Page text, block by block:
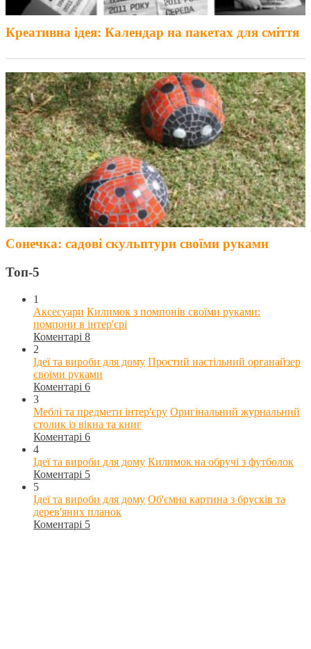
Креативна ідея: Календар на пакетах для сміття
Сонечка: садові скульптури своїми руками
Топ-5
1
Аксесуари Килимок з помпонів своїми руками:
помпони в інтер'єрі
Коментарі 8
2
Ідеї та вироби для дому Простий настільний органайзер
своїми руками
Коментарі 6
3
Меблі та предмети інтер'єру Оригінальний журнальний
столик із вікна та книг
Коментарі 6
4
Ідеї та вироби для дому Килимок на обручі з футболок
Коментарі 5
5
Ідеї та вироби для дому Об'ємна картина з брусків та
дерев'яних планок
Коментарі 5